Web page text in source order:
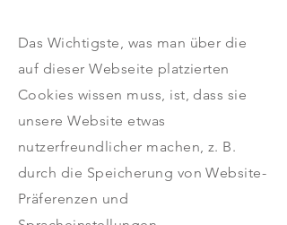
Das Wichtigste, was man über die
auf dieser Webseite platzierten
Cookies wissen muss, ist, dass sie
unsere Website etwas
nutzerfreundlicher machen, z. B.
durch die Speicherung von Website-
Präferenzen und